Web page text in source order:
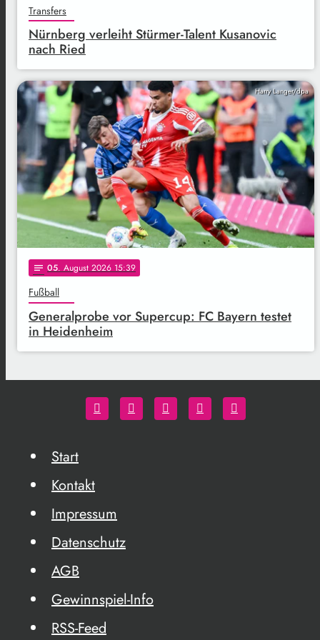
Transfers
Nürnberg verleiht Stürmer-Talent Kusanovic
nach Ried
Harry Langer/dpa
notes 05. August 2026 15:39
Fußball
Generalprobe vor Supercup: FC Bayern testet
in Heidenheim
Start
Kontakt
Impressum
Datenschutz
AGB
Gewinnspiel-Info
RSS-Feed